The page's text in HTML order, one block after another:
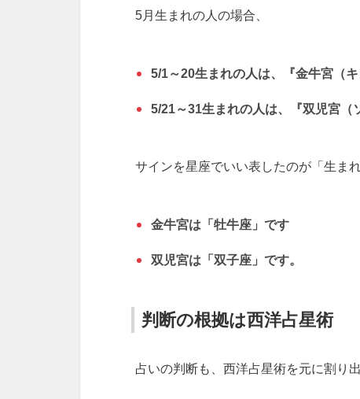
5月生まれの人の場合、
5/1～20生まれの人は、『金牛宮（
5/21～31生まれの人は、『双児宮（
サインを星座でいい表したのが「生ま
金牛宮は「牡牛座」です
双児宮は「双子座」です。
判断の根拠は西洋占星術
占いの判断も、西洋占星術を元に割り